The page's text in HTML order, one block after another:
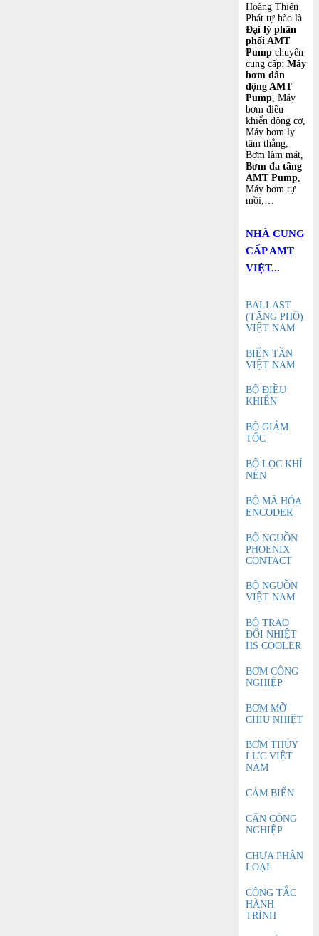
Hoàng Thiên
Phát tự hào là
Đại lý phân
phối AMT
Pump chuyên
cung cấp: Máy
bơm dẫn
động AMT
Pump , Máy
bơm điều
khiển động cơ,
Máy bơm ly
tâm thẳng,
Bơm làm mát,
Bơm đa tầng
AMT Pump
Máy bơm tự
mồi,…
NHÀ CUNG
CẤP AMT
VIỆT...
BALLAST
(TĂNG PHÔ)
VIỆT NAM
BIẾN TẦN
VIỆT NAM
BỘ ĐIỀU
KHIỂN
BỘ GIẢM
TỐC
BỘ LỌC KHÍ
NÉN
BỘ MÃ HÓA
ENCODER
BỘ NGUỒN
PHOENIX
CONTACT
BỘ NGUỒN
VIỆT NAM
BỘ TRAO
ĐỔI NHIỆT
HS COOLER
BƠM CÔNG
NGHIỆP
BƠM MỠ
CHỊU NHIỆT
BƠM THỦY
LỰC VIỆT
NAM
CẢM BIẾN
CÂN CÔNG
NGHIỆP
CHƯA PHÂN
LOẠI
CÔNG TẮC
HÀNH
TRÌNH